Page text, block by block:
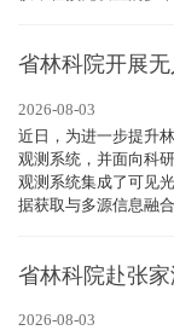
省林科院开展
2026-08-03
近日，为进一步提升
观测系统，并面向科
观测系统集成了可见
据获取与多源信息融
2026-08-03